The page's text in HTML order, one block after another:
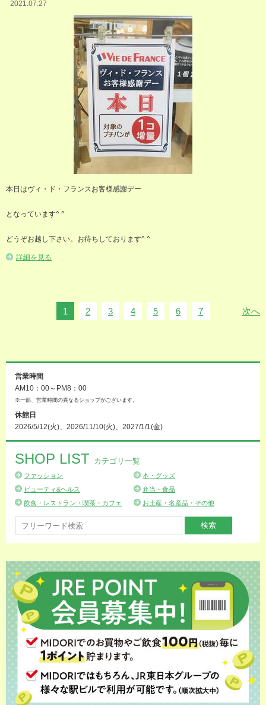
2021.07.27
本日はヴィ・ド・フランスお客様感謝デー
となっています^ ^
どうぞお越し下さい。お待ちしております^ ^
詳細を見る
1 2 3 4 5 6 7 次へ
営業時間
AM10：00～PM8：00
※一部、営業時間の異なるショップがございます。
休館日
2026/5/12(火)、2026/11/10(火)、2027/1/1(金)
SHOP LIST カテゴリ一覧
ファッション
本・グッズ
ビューティ&ヘルス
弁当・食品
飲食・レストラン・喫茶・カフェ
お土産・名産品・その他